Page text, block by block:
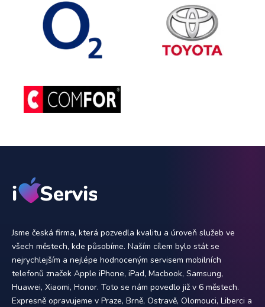
Jsme česká firma, která pozvedla kvalitu a úroveň služeb ve
všech městech, kde působíme. Naším cílem bylo stát se
nejrychlejším a nejlépe hodnoceným servisem mobilních
telefonů značek Apple iPhone, iPad, Macbook, Samsung,
Huawei, Xiaomi, Honor. Toto se nám povedlo již v 6 městech.
Expresně opravujeme v Praze, Brně, Ostravě, Olomouci, Liberci a